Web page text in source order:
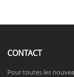
CONTACT
Pour toutes les